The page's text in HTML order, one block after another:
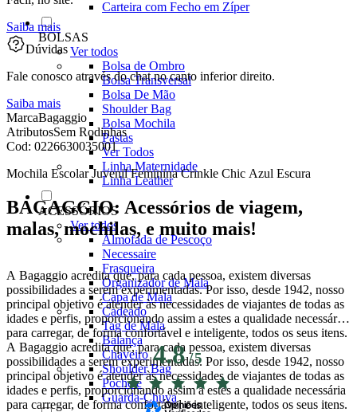
Carteira com Fecho em Zíper
BOLSAS
Ver todos
Bolsa de Ombro
Bolsa Transversal
Bolsa De Mão
Shoulder Bag
Bolsa Mochila
Pastas
Ver Todos
Linha Maternidade
Linha Leather
ACESSÓRIOS
Ver todos
Almofada de Pescoço
Necessaire
Frasqueira
Organizador de Mala
Capa de Mala
Cadeado
Tag de Mala
Balança
Chaveiro
Shoulder Bag
Pochete
Guarda-Chuva
Saiba mais
Dúvidas
Fale conosco através do chat no canto inferior direito.
Saiba mais
MarcaBagaggio
AtributosSem Rodinhas
Cod: 0226630035001
Mochila Escolar Juvenil Feminina Crinkle Chic Azul Escura
BAGAGGIO: Acessórios de viagem,
malas, mochilas, e muito mais!
A Bagaggio acredita que, para cada pessoa, existem diversas
possibilidades a serem experimentadas. Por isso, desde 1942, nosso
principal objetivo é atender às necessidades de viajantes de todas as
idades e perfis, proporcionando assim a estes a qualidade necessária
para carregar, de forma confortável e inteligente, todos os seus itens.
A Bagaggio acredita que, para cada pessoa, existem diversas
possibilidades a serem experimentadas. Por isso, desde 1942, nosso
principal objetivo é atender às necessidades de viajantes de todas as
idades e perfis, proporcionando assim a estes a qualidade necessária
para carregar, de forma confortável e inteligente, todos os seus itens.
4.8/5